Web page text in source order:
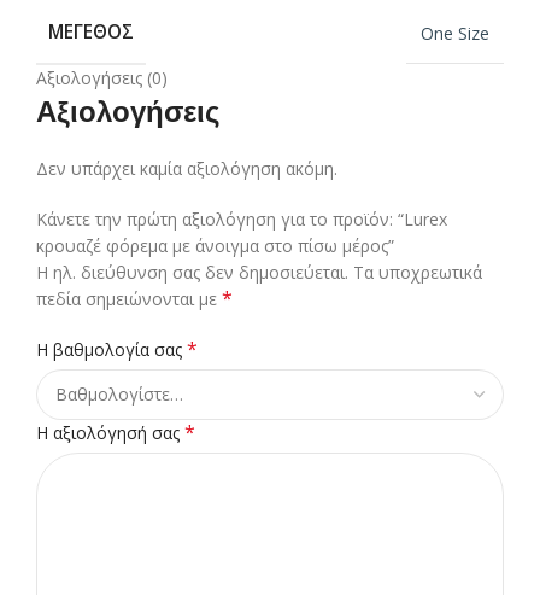
ΜΈΓΕΘΟΣ
One Size
Αξιολογήσεις (0)
Αξιολογήσεις
Δεν υπάρχει καμία αξιολόγηση ακόμη.
Κάνετε την πρώτη αξιολόγηση για το προϊόν: “Lurex
κρουαζέ φόρεμα με άνοιγμα στο πίσω μέρος”
Η ηλ. διεύθυνση σας δεν δημοσιεύεται. Τα υποχρεωτικά
πεδία σημειώνονται με *
Η βαθμολογία σας *
Η αξιολόγησή σας *